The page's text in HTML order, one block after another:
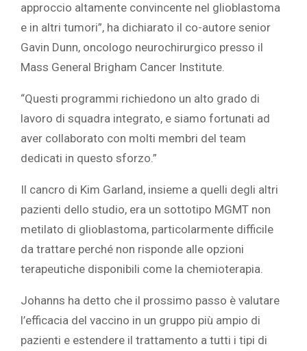
approccio altamente convincente nel glioblastoma
e in altri tumori”, ha dichiarato il co-autore senior
Gavin Dunn, oncologo neurochirurgico presso il
Mass General Brigham Cancer Institute.
“Questi programmi richiedono un alto grado di
lavoro di squadra integrato, e siamo fortunati ad
aver collaborato con molti membri del team
dedicati in questo sforzo.”
Il cancro di Kim Garland, insieme a quelli degli altri
pazienti dello studio, era un sottotipo MGMT non
metilato di glioblastoma, particolarmente difficile
da trattare perché non risponde alle opzioni
terapeutiche disponibili come la chemioterapia.
Johanns ha detto che il prossimo passo è valutare
l’efficacia del vaccino in un gruppo più ampio di
pazienti e estendere il trattamento a tutti i tipi di